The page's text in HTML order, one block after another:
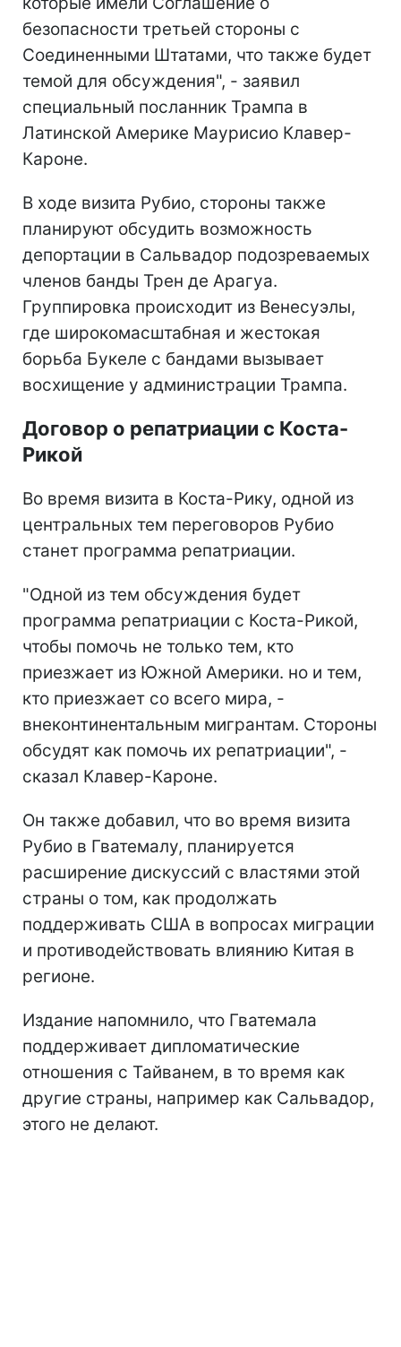
безопасности третьей стороны с
Соединенными Штатами, что также будет
темой для обсуждения", - заявил
специальный посланник Трампа в
Латинской Америке Маурисио Клавер-
Кароне.
В ходе визита Рубио, стороны также
планируют обсудить возможность
депортации в Сальвадор подозреваемых
членов банды Трен де Арагуа.
Группировка происходит из Венесуэлы,
где широкомасштабная и жестокая
борьба Букеле с бандами вызывает
восхищение у администрации Трампа.
Договор о репатриации с Коста-
Рикой
Во время визита в Коста-Рику, одной из
центральных тем переговоров Рубио
станет программа репатриации.
"Одной из тем обсуждения будет
программа репатриации с Коста-Рикой,
чтобы помочь не только тем, кто
приезжает из Южной Америки. но и тем,
кто приезжает со всего мира, -
внеконтинентальным мигрантам. Стороны
обсудят как помочь их репатриации", -
сказал Клавер-Кароне.
Он также добавил, что во время визита
Рубио в Гватемалу, планируется
расширение дискуссий с властями этой
страны о том, как продолжать
поддерживать США в вопросах миграции
и противодействовать влиянию Китая в
регионе.
Издание напомнило, что Гватемала
поддерживает дипломатические
отношения с Тайванем, в то время как
другие страны, например как Сальвадор,
этого не делают.